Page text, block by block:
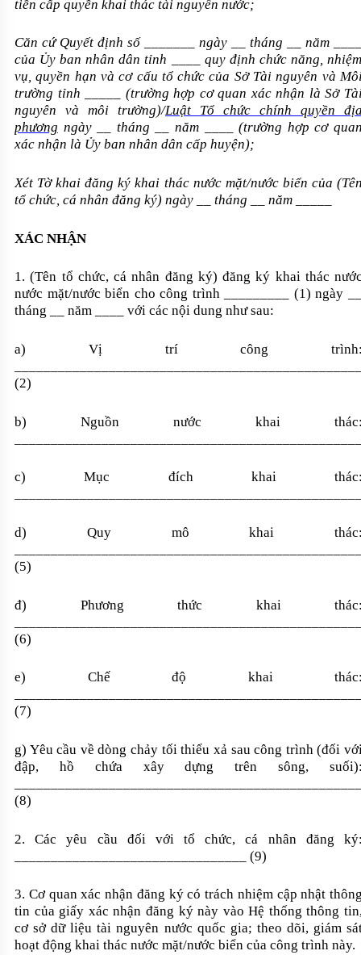
tiền cấp quyền khai thác tài nguyên nước;
Căn cứ Quyết định số ngày tháng năm
của Ủy ban nhân dân tỉnh
quy định chức năng, nhiệm
vụ, quyền hạn và cơ cấu tổ chức của Sở Tài nguyên và
trường tỉnh
(trường hợp cơ quan xác nhận là Sở
nguyên và môi trường)/Luật Tổ chức chính quyền
phương ngày tháng năm
(trường hợp cơ
xác nhận là Ủy ban nhân dân cấp huyện);
Xét Tờ khai đăng ký khai thác nước mặt/nước biển của
tổ chức, cá nhân đăng ký) ngày
tháng năm
XÁC NHẬN
1. (Tên tổ chức, cá nhân đăng ký) đăng ký khai thác
nước mặt/nước biển cho công trình _________ (1) ngày
tháng __ năm ____ với các nội dung như sau:
a) Vị trí công
(2)
b) Nguồn nước khai
c) Mục đích khai
d) Quy mô khai
(5)
đ) Phương thức khai
(6)
e) Chế độ khai
(7)
g) Yêu cầu về dòng chảy tối thiểu xả sau công trình (đối
đập, hồ chứa xây dựng trên sông,
(8)
2. Các yêu cầu đối với tổ chức, cá nhân đăng
(9)
3. Cơ quan xác nhận đăng ký có trách nhiệm cập nhật
tin của giấy xác nhận đăng ký này vào Hệ thống thông
cơ sở dữ liệu tài nguyên nước quốc gia; theo dõi, giám
hoạt động khai thác nước mặt/nước biển của công trình này.